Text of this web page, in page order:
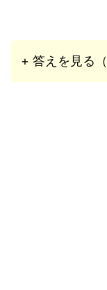
+ 答えを見る